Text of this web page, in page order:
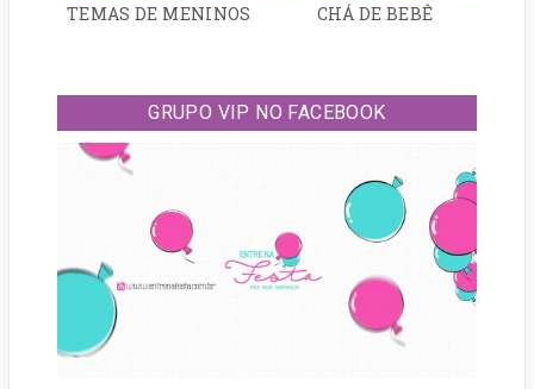
TEMAS DE MENINOS CHÁ DE BEBÊ
GRUPO VIP NO FACEBOOK